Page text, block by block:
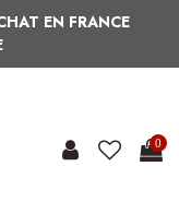
EN FRANCE
0